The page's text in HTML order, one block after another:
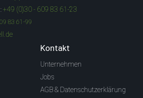
+49 (0)30 - 609 83 61-23
83 61-99
Kontakt
Unternehmen
Jobs
AGB & Datenschutzerklärung